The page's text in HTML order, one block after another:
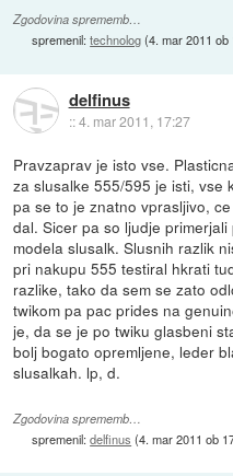
Zgodovina sprememb…
spremenil:technolog(4. mar 2011 ob
delfinus
::4. mar 2011, 17:27
Pravzaprav je isto vse.
za slusalke 555/595 je isti, vse
pa se to je znatno vprasljivo,
dal. Sicer pa so ljudje
modela slusalk. Slusnih razlik
pri nakupu 555 testiral hkrati
razlike, tako da sem se zato
twikom pa pac prides na
je, da se je po twiku glasbeni
bolj bogato opremljene, leder
slusalkah. lp, d.
Zgodovina sprememb…
spremenil:delfinus (4. mar 2011 ob